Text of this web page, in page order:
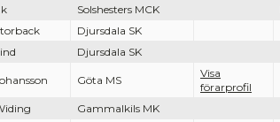
Solshesters MCK
Djursdala SK
Djursdala SK
Göta MS
Visa
förarprofil
Gammalkils MK